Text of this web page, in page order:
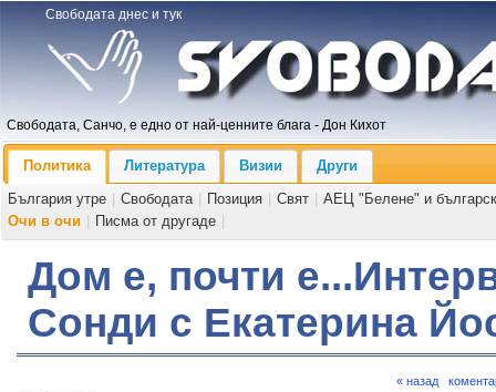
Свободата днес и тук
Свободата, Санчо, е едно от най-ценните блага - Дон Кихот
Политика Литература Визии
Други
България утре
Свободата Позиция Свят
АЕЦ "Белене" и
Очи в очи
Писма от другаде
Дом е, почти
Сонди с Екатерина
« назад